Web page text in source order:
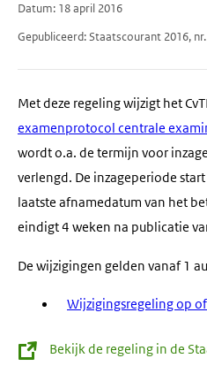
Datum 18 april 2016
Gepubliceerd Staatscourant 2016, nr.
Met deze regeling wijzigt het
examenprotocol centrale
wordt o.a. de termijn voor
verlengd. De inzageperiode
laatste afnamedatum van het
eindigt 4 weken na publicatie
De wijzigingen gelden vanaf 1
Wijzigingsregeling op
Bekijk de regeling in de